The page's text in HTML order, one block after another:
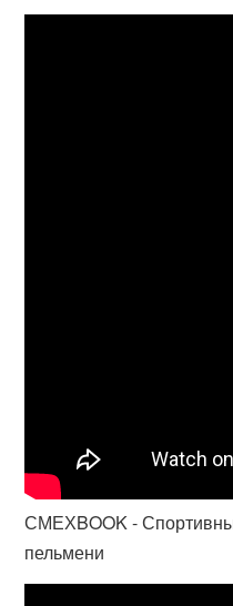
СМЕХBOOK -
пельмени